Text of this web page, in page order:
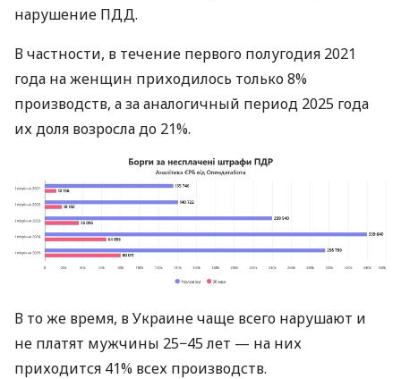
нарушение ПДД.
В частности, в течение первого полугодия 2021
года на женщин приходилось только 8%
производств, а за аналогичный период 2025 года
их доля возросла до 21%.
В то же время, в Украине чаще всего нарушают и
не платят мужчины 25−45 лет — на них
приходится 41% всех производств.